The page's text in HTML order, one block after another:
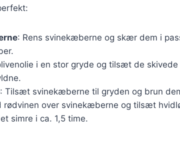
: Rens svinekæberne og skær dem i
i en stor gryde og tilsæt de
: Tilsæt svinekæberne til gryden og brun
rødvinen over svinekæberne og tilsæt
simre i ca. 1,5 time.